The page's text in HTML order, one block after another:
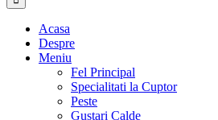
Acasa
Despre
Meniu
Fel Principal
Specialitati la Cuptor
Peste
Gustari Calde